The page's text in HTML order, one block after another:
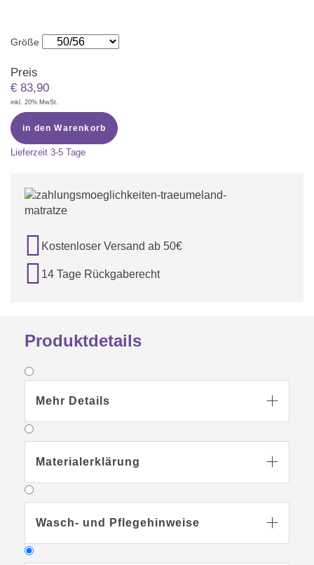
Größe
Preis
€ 83,90
inkl. 20% MwSt.
in den Warenkorb
Lieferzeit 3-5 Tage
 Kostenloser Versand ab 50€
 14 Tage Rückgaberecht
Produktdetails
Mehr Details 
Materialerklärung 
Wasch- und Pflegehinweise 